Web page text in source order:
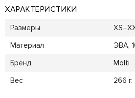
ХАРАКТЕРИСТИКИ
Размеры
Материал
ЭВА,
Бренд
Molti
Вес
266 г.